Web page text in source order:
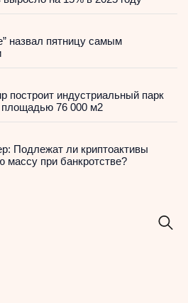
назвал пятницу самым
построит индустриальный парк
площадью 76 000 м2
Подлежат ли криптоактивы
массу при банкротстве?